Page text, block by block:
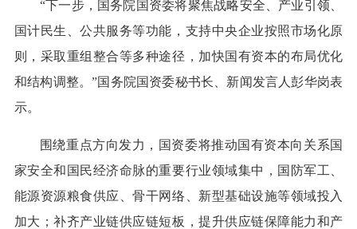
“下一步，国务院国资委将聚焦战略安全、产业引领、
国计民生、公共服务等功能，支持中央企业按照市场化原
则，采取重组整合等多种途径，加快国有资本的布局优化
和结构调整。”国务院国资委秘书长、新闻发言人彭华岗表
示。
围绕重点方向发力，国资委将推动国有资本向关系国
家安全和国民经济命脉的重要行业领域集中，国防军工、
能源资源粮食供应、骨干网络、新型基础设施等领域投入
加大；补齐产业链供应链短板，提升供应链保障能力和产